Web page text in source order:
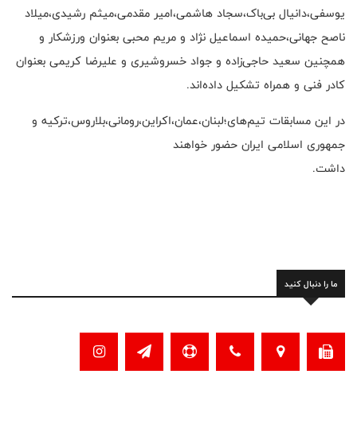
یوسفی،دانیال بی‌باک،سجاد هاشمی،امیر مقدمی،میثم رشیدی،میلاد
ناصح جهانی،حمیده اسماعیل ‌نژاد و مریم محبی بعنوان ورزشکار و
همچنین سعید حاجی‌زاده و جواد خسروشیری و علیرضا کریمی بعنوان
کادر فنی و همراه تشکیل داده‌اند.
در این مسابقات تیم‌های؛لبنان،عمان،اکراین،رومانی،بلاروس،ترکیه و
جمهوری اسلامی ایران حضور خواهند
داشت.
ما را دنبال کنید